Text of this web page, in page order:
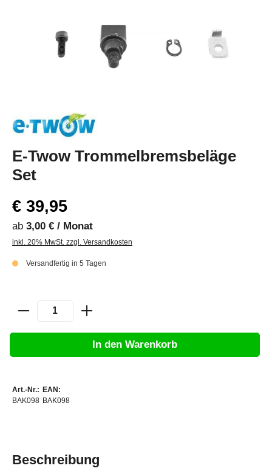
E-Twow Trommelbremsbeläge
Set
€ 39,95
ab 3,00 € / Monat
inkl. 20% MwSt. zzgl. Versandkosten
Versandfertig in 5 Tagen
In den Warenkorb
Art.-Nr.:
BAK098
EAN:
BAK098
Beschreibung